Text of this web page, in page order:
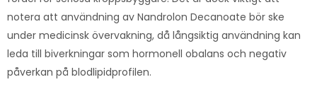
notera att användning av Nandrolon Decanoate bör ske
under medicinsk övervakning, då långsiktig användning kan
leda till biverkningar som hormonell obalans och negativ
påverkan på blodlipidprofilen.